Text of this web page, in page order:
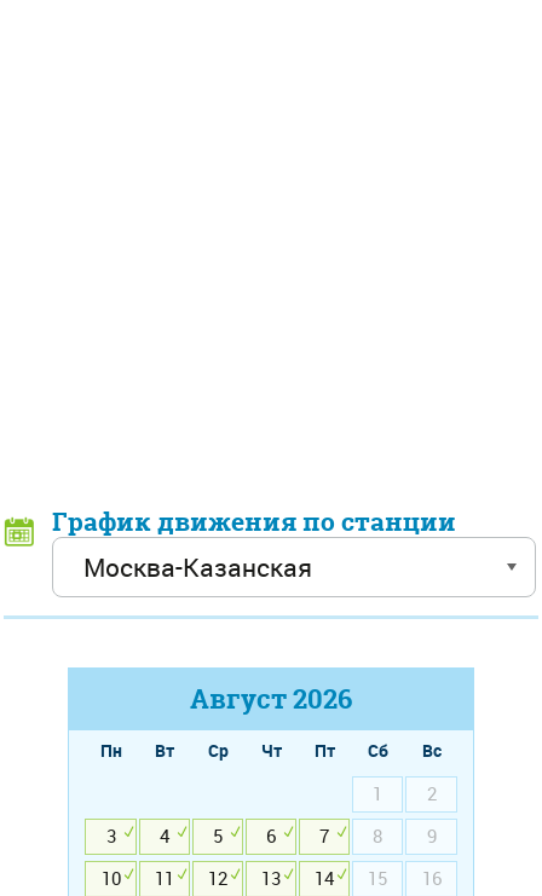
График движения по станции
Август2026
Пн Вт Ср Чт Пт Сб
Вс
1
2
3
4 5 6 7 8
9
10
11 12 13 14 15
16